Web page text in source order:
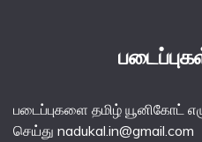
படைப்புகளை தமிழ் யூனிகோட்
செய்து nadukal.in@gmail.com